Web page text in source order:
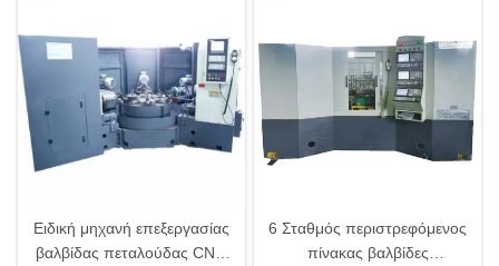
Ειδική μηχανή επεξεργασίας
βαλβίδας πεταλούδας CNC
6 Σταθμός περιστρεφόμενος
πίνακας βαλβίδες